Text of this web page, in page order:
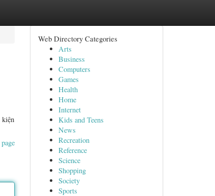
kiện
Web Directory Categories
Arts
Business
Computers
Games
Health
Home
Internet
Kids and Teens
News
Recreation
Reference
Science
Shopping
Society
Sports